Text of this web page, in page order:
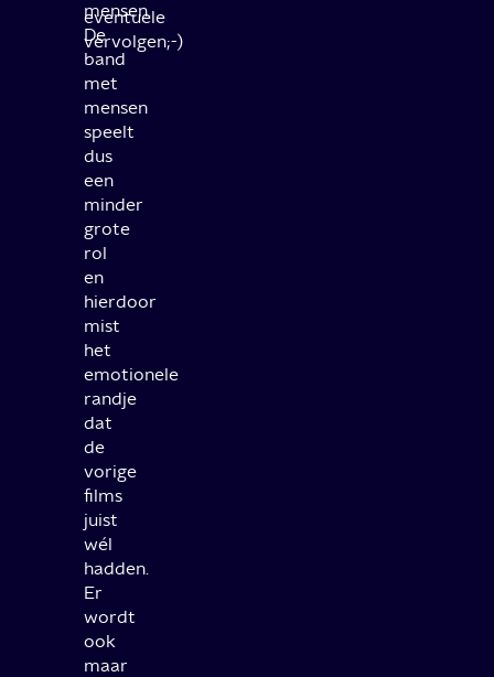
eventuele
vervolgen;-)
mensen.
De
band
met
mensen
speelt
dus
een
minder
grote
rol
en
hierdoor
mist
het
emotionele
randje
dat
de
vorige
films
juist
wél
hadden.
Er
wordt
ook
maar